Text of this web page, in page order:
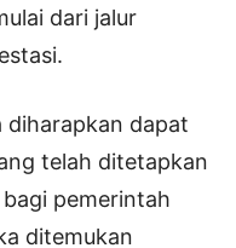
dari jalur
diharapkan dapat
telah ditetapkan
pemerintah
ditemukan